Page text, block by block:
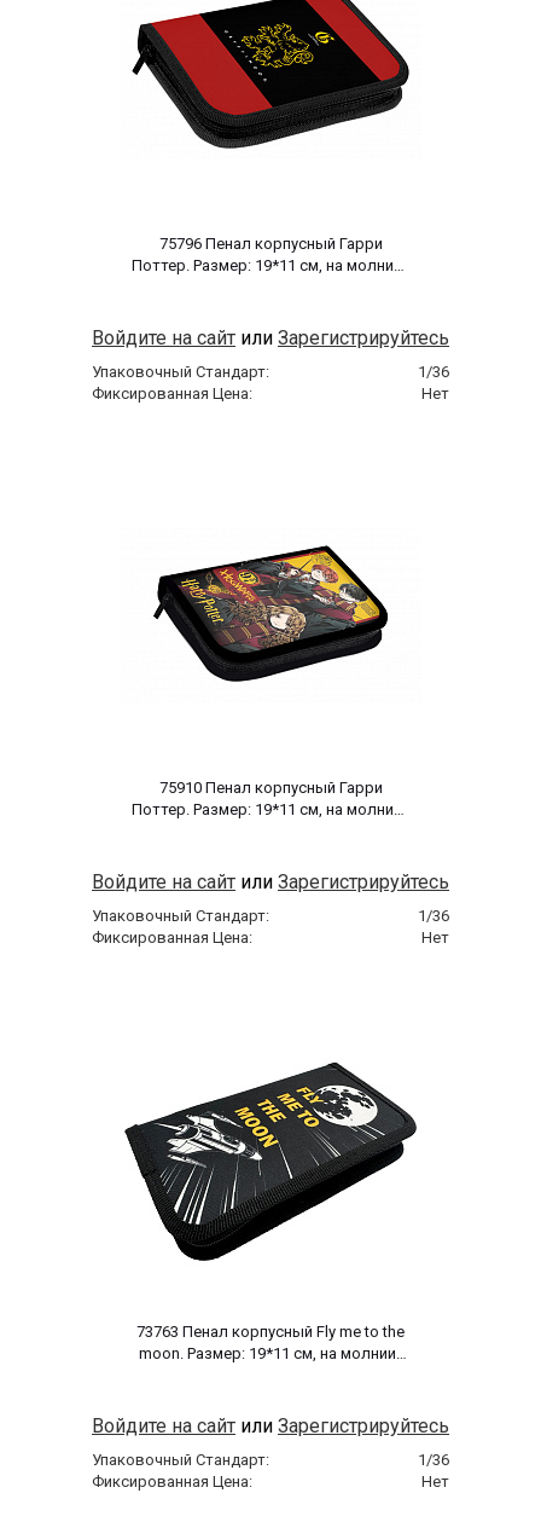
75796 Пенал корпусный Гарри
Поттер. Размер: 19*11 см, на молнии,
Войдите на сайт или Зарегистрируйтесь
Упаковочный Стандарт:
1/36
Фиксированная Цена:
Нет
75910 Пенал корпусный Гарри
Поттер. Размер: 19*11 см, на молнии,
Войдите на сайт или Зарегистрируйтесь
Упаковочный Стандарт:
1/36
Фиксированная Цена:
Нет
73763 Пенал корпусный Fly me to the
moon. Размер: 19*11 см, на молнии,
Войдите на сайт или Зарегистрируйтесь
Упаковочный Стандарт:
1/36
Фиксированная Цена:
Нет